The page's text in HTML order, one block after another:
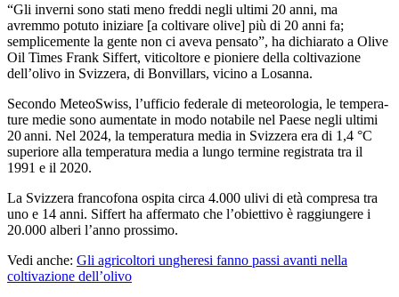
“Gli inverni sono stati meno freddi negli ultimi 20 anni, ma
avremmo potuto iniziare [a coltivare olive] più di 20 anni fa;
semplicemente la gente non ci aveva pensato”, ha dichiarato a Olive
Oil Times Frank Siffert, viticoltore e pioniere della coltivazione
dell’olivo in Svizzera, di Bonvillars, vicino a Losanna.
Secondo MeteoSwiss, l’ufficio federale di meteo­ro­lo­gia, le tem­pe­ra­
tu­re medie sono a­u­mentate in modo no­ta­bi­le nel Paese negli ultimi
20 anni. Nel 2024, la temperatura media in Svizzera era di 1,4 °C
superiore alla temperatura media a lungo termine registrata tra il
1991 e il 2020.
La Svizzera francofona ospita circa 4.000 ulivi di età compresa tra
uno e 14 anni. Siffert ha affermato che l’obiettivo è raggiungere i
20.000 alberi l’anno prossimo.
Vedi anche: Gli agricoltori ungheresi fanno passi avanti nella
coltivazione dell’olivo